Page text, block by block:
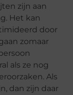
zijn aan
Het kan
door
zomaar
als ze nog
Als
dan zijn daar